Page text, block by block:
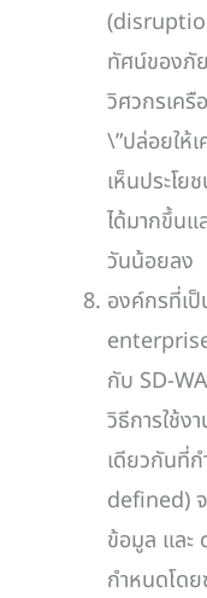
ทัศน์ของภั
วิศวกรเครื
\”ปล่อยให้
เห็นประโย
ได้มากขึ้นแ
วันน้อยลง
องค์กรที่เ
กับ SD-
วิธีการใช้
เดียวกันที่
defined)
ข้อมูล และ
กำหนดโดย